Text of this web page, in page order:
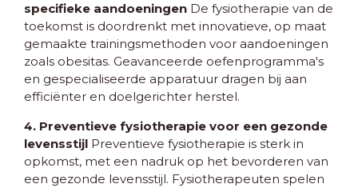
specifieke aandoeningen De fysiotherapie van de
toekomst is doordrenkt met innovatieve, op maat
gemaakte trainingsmethoden voor aandoeningen
zoals obesitas. Geavanceerde oefenprogramma's
en gespecialiseerde apparatuur dragen bij aan
efficiënter en doelgerichter herstel.
4. Preventieve fysiotherapie voor een gezonde
levensstijl Preventieve fysiotherapie is sterk in
opkomst, met een nadruk op het bevorderen van
een gezonde levensstijl. Fysiotherapeuten spelen